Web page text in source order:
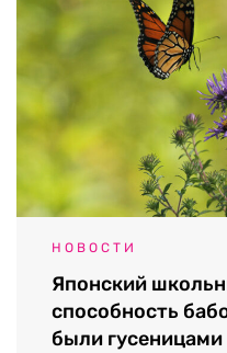
НОВОСТИ
Японский
способность
были гусеницами